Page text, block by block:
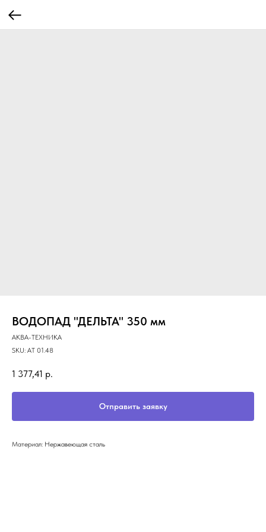
ВОДОПАД "ДЕЛЬТА" 350 мм
АКВА-ТЕХНИКА
SKU: АТ 01.48
1 377,41 р.
Отправить заявку
Материал: Нержавеющая сталь